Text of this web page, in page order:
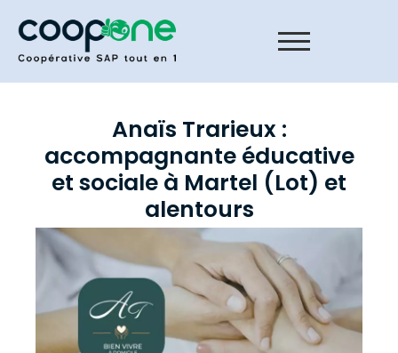
Anaïs Trarieux :
accompagnante éducative
et sociale à Martel (Lot) et
alentours